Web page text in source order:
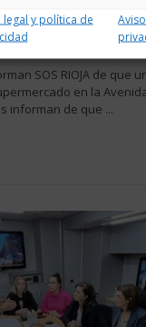
legal y política de
precipitarse al
un
SOS RIOJA de que
en la
informan de que ...